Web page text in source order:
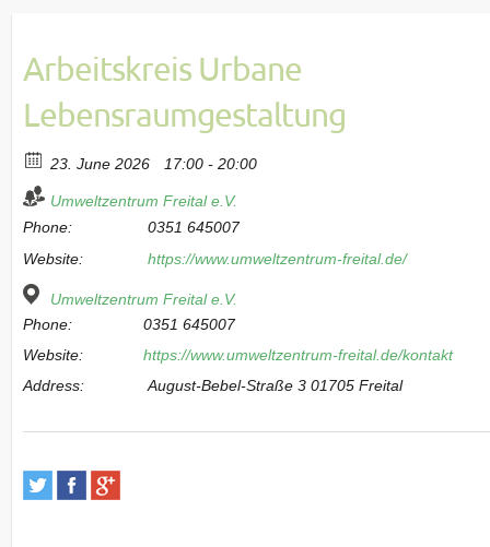
Arbeitskreis Urbane
Lebensraumgestaltung
23. June 2026 17:00 - 20:00
Umweltzentrum Freital e.V.
Phone:
0351 645007
Website:
https://www.umweltzentrum-freital.de/
Umweltzentrum Freital e.V.
Phone:
0351 645007
Website:
https://www.umweltzentrum-freital.de/kontakt
Address:
August-Bebel-Straße 3 01705 Freital